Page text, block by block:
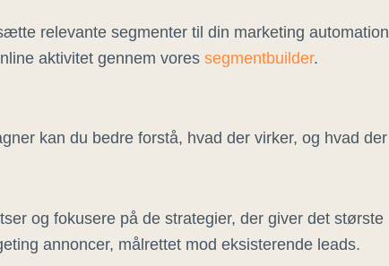
relevante segmenter til din marketing automation
aktivitet gennem vores segmentbuilder.
kan du bedre forstå, hvad der virker, og hvad der
og fokusere på de strategier, der giver det største
annoncer, målrettet mod eksisterende leads.